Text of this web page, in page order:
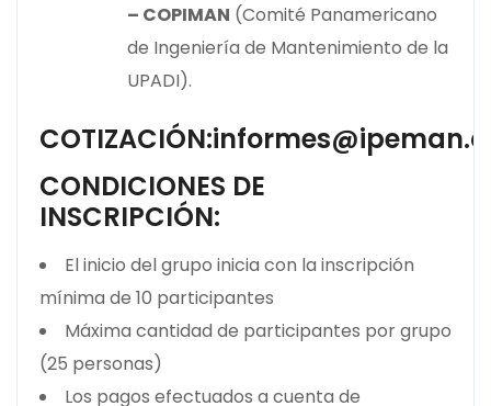
– COPIMAN (Comité Panamericano
de Ingeniería de Mantenimiento de la
UPADI).
CONDICIONES DE
INSCRIPCIÓN:
El inicio del grupo inicia con la inscripción
mínima de 10 participantes
Máxima cantidad de participantes por grupo
(25 personas)
Los pagos efectuados a cuenta de